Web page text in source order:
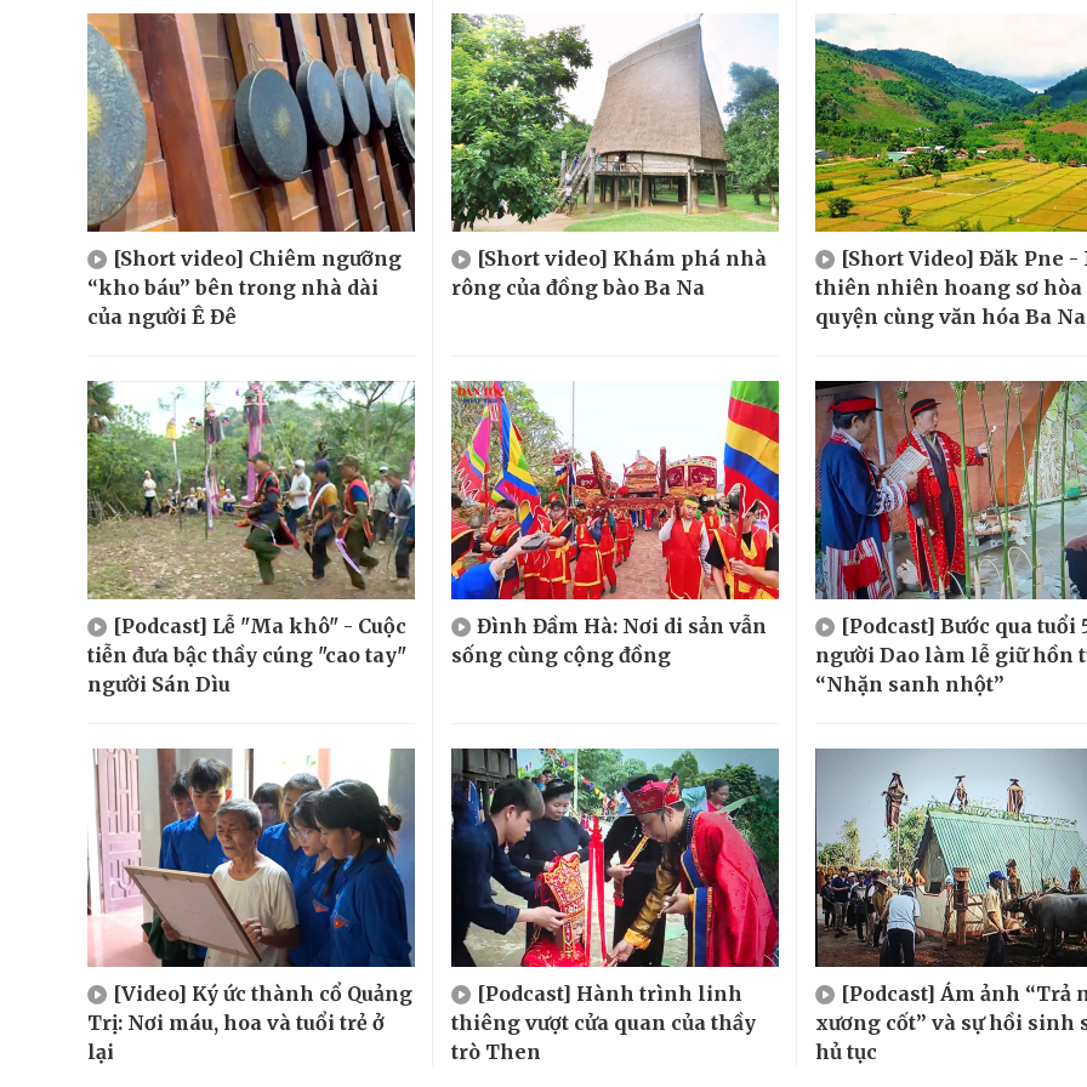
[Short video] Chiêm ngưỡng
“kho báu” bên trong nhà dài
của người Ê Đê
[Short video] Khám phá nhà
rông của đồng bào Ba Na
[Short Video] Đăk Pne -
thiên nhiên hoang sơ hòa
quyện cùng văn hóa Ba Na
[Podcast] Lễ "Ma khô" - Cuộc
tiễn đưa bậc thầy cúng "cao tay"
người Sán Dìu
Đình Đầm Hà: Nơi di sản vẫn
sống cùng cộng đồng
[Podcast] Bước qua tuổi
người Dao làm lễ giữ hồn
“Nhặn sanh nhột”
[Video] Ký ức thành cổ Quảng
Trị: Nơi máu, hoa và tuổi trẻ ở
lại
[Podcast] Hành trình linh
thiêng vượt cửa quan của thầy
trò Then
[Podcast] Ám ảnh “Trả
xương cốt” và sự hồi sinh
hủ tục